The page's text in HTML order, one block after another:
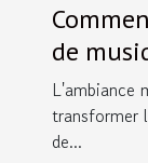
de
L'ambiance
transformer
de...